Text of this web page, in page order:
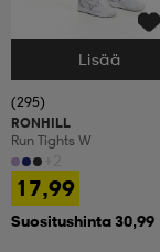
Valitse Koko
Lisää
(295)
RONHILL
Run Tights W
17,99
Suositushinta 30,99